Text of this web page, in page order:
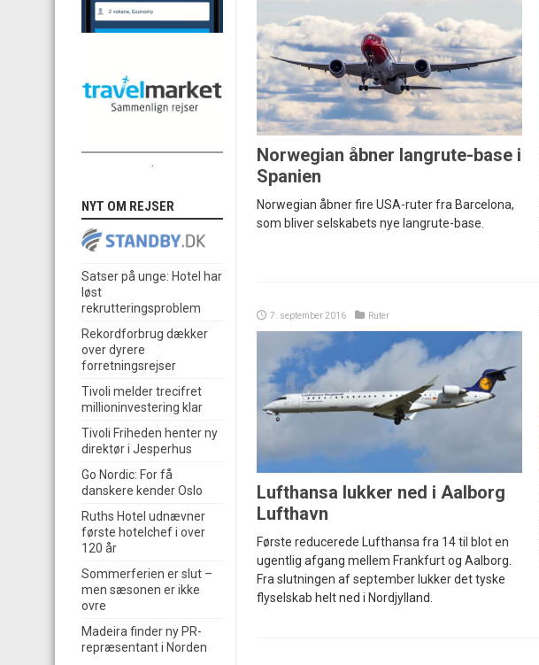
Norwegian åbner langrute-base i
Spanien
Norwegian åbner fire USA-ruter fra Barcelona,
som bliver selskabets nye langrute-base.
7. september 2016 Ruter
Lufthansa lukker ned i Aalborg
Lufthavn
Første reducerede Lufthansa fra 14 til blot en
ugentlig afgang mellem Frankfurt og Aalborg.
Fra slutningen af september lukker det tyske
flyselskab helt ned i Nordjylland.
NYT OM REJSER
Satser på unge: Hotel har
løst
rekrutteringsproblem
Rekordforbrug dækker
over dyrere
forretningsrejser
Tivoli melder trecifret
millioninvestering klar
Tivoli Friheden henter ny
direktør i Jesperhus
Go Nordic: For få
danskere kender Oslo
Ruths Hotel udnævner
første hotelchef i over
120 år
Sommerferien er slut –
men sæsonen er ikke
ovre
Madeira finder ny PR-
repræsentant i Norden